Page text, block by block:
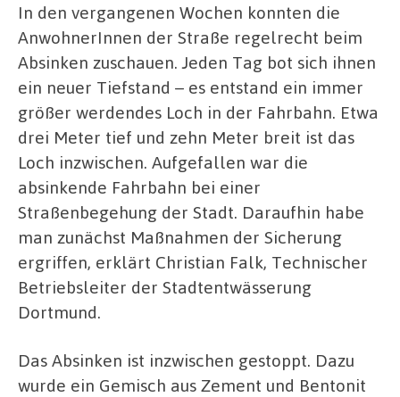
In den vergangenen Wochen konnten die
AnwohnerInnen der Straße regelrecht beim
Absinken zuschauen. Jeden Tag bot sich ihnen
ein neuer Tiefstand – es entstand ein immer
größer werdendes Loch in der Fahrbahn. Etwa
drei Meter tief und zehn Meter breit ist das
Loch inzwischen. Aufgefallen war die
absinkende Fahrbahn bei einer
Straßenbegehung der Stadt. Daraufhin habe
man zunächst Maßnahmen der Sicherung
ergriffen, erklärt Christian Falk, Technischer
Betriebsleiter der Stadtentwässerung
Dortmund.
Das Absinken ist inzwischen gestoppt. Dazu
wurde ein Gemisch aus Zement und Bentonit